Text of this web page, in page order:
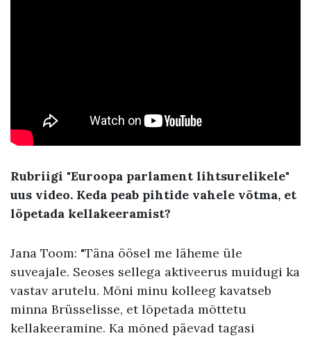
Rubriigi "Euroopa parlament lihtsurelikele"
uus video. Keda peab pihtide vahele võtma, et
lõpetada kellakeeramist?
Jana Toom: "Täna öösel me läheme üle
suveajale. Seoses sellega aktiveerus muidugi ka
vastav arutelu. Mõni minu kolleeg kavatseb
minna Brüsselisse, et lõpetada mõttetu
kellakeeramine. Ka mõned päevad tagasi